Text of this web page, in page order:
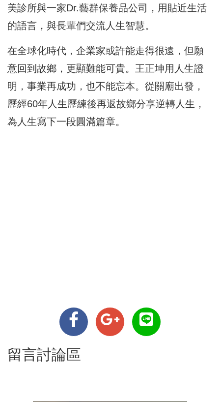
美診所與一家Dr.藝群保養品公司，用貼近生活
的語言，與長輩們交流人生智慧。
在全球化時代，企業家或許能走得很遠，但願
意回到故鄉，更顯難能可貴。王正坤用人生證
明，事業再成功，也不能忘本。從關廟出發，
歷經60年人生歷練後再返故鄉分享逆轉人生，
為人生寫下一段圓滿篇章。
留言討論區